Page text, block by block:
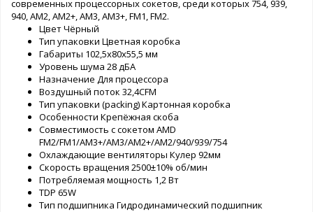
современных процессорных сокетов, среди которых 754, 939,
940, AM2, AM2+, AM3, AM3+, FM1, FM2.
Цвет Чёрный
Тип упаковки Цветная коробка
Габариты 102,5х80х55,5 мм
Уровень шума 28 дБА
Назначение Для процессора
Воздушный поток 32,4CFM
Тип упаковки (packing) Картонная коробка
Особенности Крепёжная скоба
Совместимость с сокетом AMD
FM2/FM1/AM3+/AM3/AM2+/AM2/940/939/754
Охлаждающие вентиляторы Кулер 92мм
Скорость вращения 2500±10% об/мин
Потребляемая мощность 1,2 Вт
TDP 65W
Тип подшипника Гидродинамический подшипник